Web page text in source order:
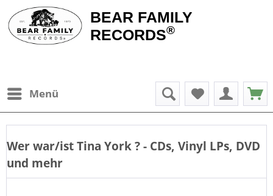
BEAR FAMILY
RECORDS®
Menü
Wer war/istTina York? - CDs, Vinyl LPs, DVD
und mehr